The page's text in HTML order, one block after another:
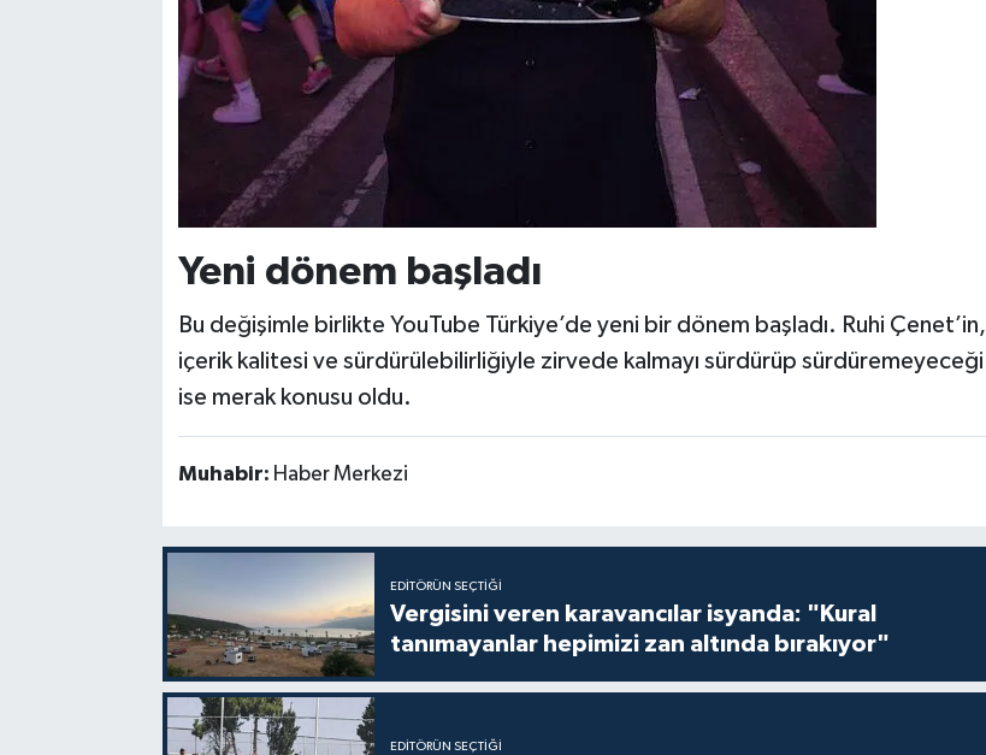
Yeni dönem başladı
Bu değişimle birlikte YouTube Türkiye’de yeni bir dönem başladı. Ruhi Çenet’in,
içerik kalitesi ve sürdürülebilirliğiyle zirvede kalmayı sürdürüp sürdüremeyeceği
ise merak konusu oldu.
Muhabir: Haber Merkezi
EDITÖRÜN SEÇTIĞI
Vergisini veren karavancılar isyanda: "Kural
tanımayanlar hepimizi zan altında bırakıyor"
EDITÖRÜN SEÇTIĞI